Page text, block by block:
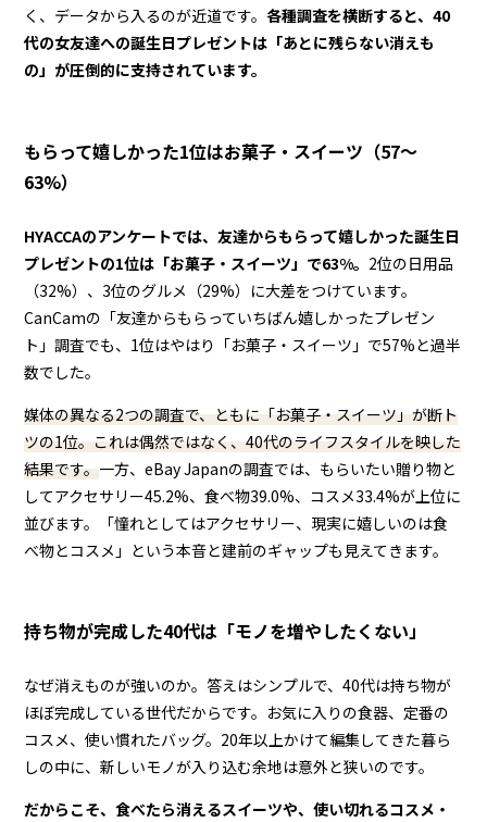
く、データから入るのが近道です。 各種調査を横断すると、40
代の女友達への誕生日プレゼントは「あとに残らない消えも
の」が圧倒的に支持されています。
もらって嬉しかった1位はお菓子・スイーツ（57〜
63%）
HYACCAのアンケートでは、友達からもらって嬉しかった誕生日
プレゼントの1位は「お菓子・スイーツ」で63%。 2位の日用品
（32%）、3位のグルメ（29%）に大差をつけています。
CanCamの「友達からもらっていちばん嬉しかったプレゼン
ト」調査でも、1位はやはり「お菓子・スイーツ」で57%と過半
数でした。
媒体の異なる2つの調査で、ともに「お菓子・スイーツ」が断ト
ツの1位。これは偶然ではなく、40代のライフスタイルを映した
結果です。一方、eBay Japanの調査では、もらいたい贈り物と
してアクセサリー45.2%、食べ物39.0%、コスメ33.4%が上位に
並びます。「憧れとしてはアクセサリー、現実に嬉しいのは食
べ物とコスメ」という本音と建前のギャップも見えてきます。
持ち物が完成した40代は「モノを増やしたくない」
なぜ消えものが強いのか。答えはシンプルで、40代は持ち物が
ほぼ完成している世代だからです。お気に入りの食器、定番の
コスメ、使い慣れたバッグ。20年以上かけて編集してきた暮ら
しの中に、新しいモノが入り込む余地は意外と狭いのです。
だからこそ、食べたら消えるスイーツや、使い切れるコスメ・